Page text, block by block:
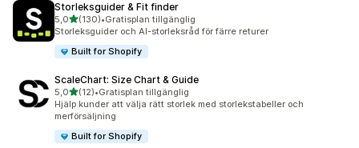
Storleksguider & Fit finder
5,0av 5 stjärnor
(130)
130 recensioner totalt
•Gratisplan tillgänglig
Storleksguider och AI-storleksråd för färre returer
Built for Shopify
ScaleChart: Size Chart & Guide
5,0av 5 stjärnor
(12)
12 recensioner totalt
•Gratisplan tillgänglig
Hjälp kunder att välja rätt storlek med storlekstabeller och
merförsäljning
Built for Shopify